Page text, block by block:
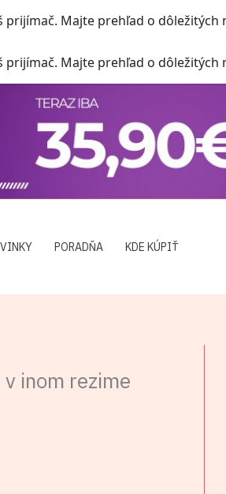
prijímač. Majte prehľad o dôležitých
prijímač. Majte prehľad o dôležitých
PORADŇA KDE KÚPIŤ
inom rezime